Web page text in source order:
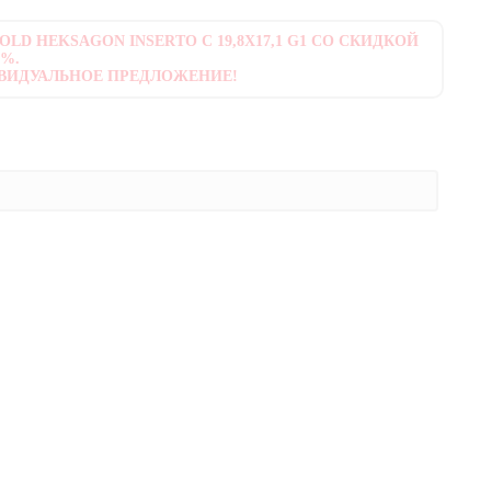
HEKSAGON INSERTO C 19,8X17,1 G1 СО СКИДКОЙ
ПРЕДЛОЖЕНИЕ!